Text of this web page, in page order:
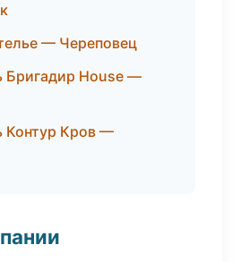
— Череповец
Бригадир House —
Контур Кров —